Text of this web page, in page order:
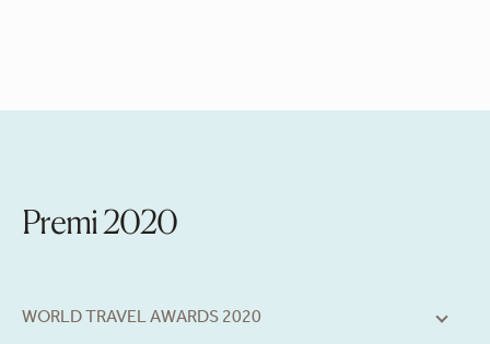
Premi 2020
WORLD TRAVEL AWARDS 2020